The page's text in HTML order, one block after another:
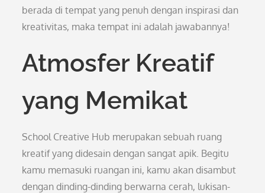
berada di tempat yang penuh dengan inspirasi dan
kreativitas, maka tempat ini adalah jawabannya!
Atmosfer Kreatif
yang Memikat
School Creative Hub merupakan sebuah ruang
kreatif yang didesain dengan sangat apik. Begitu
kamu memasuki ruangan ini, kamu akan disambut
dengan dinding-dinding berwarna cerah, lukisan-